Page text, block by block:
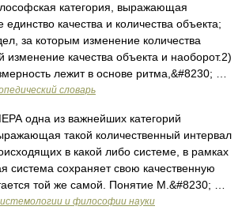
категория, выражающая
единство качества и количества объекта;
за которым изменение количества
изменение качества объекта и наоборот.2)
лежит в основе ритма,&#8230; …
словарь
из важнейших категорий
такой количественный интервал
в какой либо системе, в рамках
система сохраняет свою качественную
той же самой. Понятие М.&#8230; …
и философии науки